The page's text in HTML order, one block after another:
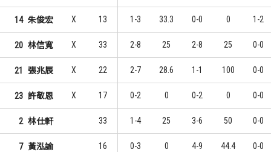
14 朱俊宏 X 13 1-3 33.3 0-0 0 1-2
20 林信寬 X 33 2-8 25 2-8 25 0-0
21 張兆辰 X 22 2-7 28.6 1-1 100 0-0
23 許敬恩 X 17 0-2 0 0-2 0 0-0
2 林仕軒 33 1-4 25 3-6 50 0-0
7 黃泓諭 16 0-3 0 4-9 44.4 0-0